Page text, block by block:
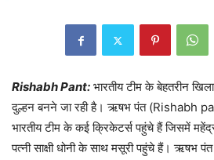
Rishabh Pant: भारतीय टीम के बेहतरीन
दुल्हन बनने जा रही है‌। ऋषभ पंत (Rishabh
भारतीय टीम के कई क्रिकेटर्स पहुंचे हैं जिसमें
पत्नी साक्षी धोनी के साथ मसूरी पहुंचे हैं। ऋषभ